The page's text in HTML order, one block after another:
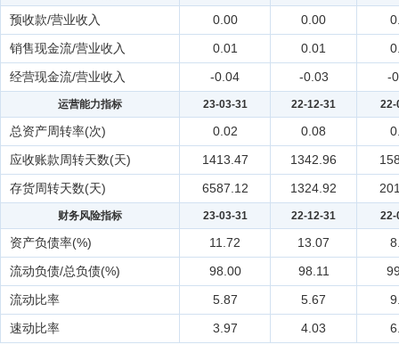
预收款/营业收入 0.00 0.00
销售现金流/营业收入
0.01 0.01
经营现金流/营业收入
-0.04 -0.03 -
运营能力指标 23-03-31 22-12-31 22-
总资产周转率(次) 0.02 0.08
应收账款周转天数(天)
1413.47 1342.96
存货周转天数(天)
6587.12 1324.92
财务风险指标 23-03-31 22-12-31 22-
资产负债率(%) 11.72 13.07
流动负债/总负债(%)
98.00 98.11
流动比率
5.87 5.67
速动比率
3.97 4.03